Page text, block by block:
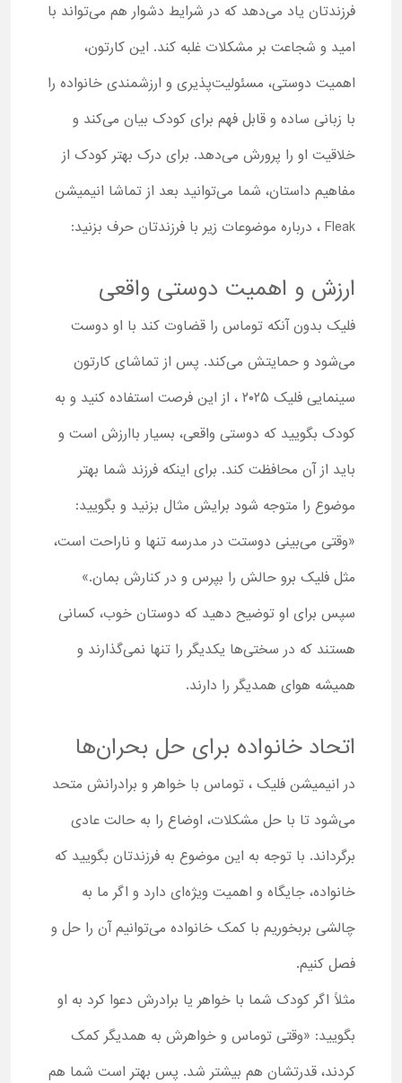
فرزندتان یاد می‌دهد که در شرایط دشوار هم می‌تواند با
امید و شجاعت بر مشکلات غلبه کند. این کارتون،
اهمیت دوستی، مسئولیت‌پذیری و ارزشمندی خانواده را
با زبانی ساده و قابل فهم برای کودک بیان می‌کند و
خلاقیت او را پرورش می‌دهد. برای درک بهتر کودک از
مفاهیم داستان، شما می‌توانید بعد از تماشا انیمیشن
Fleak ، درباره موضوعات زیر با فرزندتان حرف بزنید:
ارزش و اهمیت دوستی واقعی
فلیک بدون آنکه توماس را قضاوت کند با او دوست
می‌شود و حمایتش می‌کند. پس از تماشای کارتون
سینمایی فلیک ۲۰۲۵ ، از این فرصت استفاده کنید و به
کودک بگویید که دوستی واقعی، بسیار باارزش است و
باید از آن محافظت کند. برای اینکه فرزند شما بهتر
موضوع را متوجه شود برایش مثال بزنید و بگویید:
«وقتی می‌بینی دوستت در مدرسه تنها و ناراحت است،
مثل فلیک برو حالش را بپرس و در کنارش بمان.»
سپس برای او توضیح دهید که دوستان خوب، کسانی
هستند که در سختی‌ها یکدیگر را تنها نمی‌گذارند و
همیشه هوای همدیگر را دارند.
اتحاد خانواده برای حل بحران‌ها
در انیمیشن فلیک ، توماس با خواهر و برادرانش متحد
می‌شود تا با حل مشکلات، اوضاع را به حالت عادی
برگرداند. با توجه به این موضوع به فرزندتان بگویید که
خانواده، جایگاه و اهمیت ویژه‌ای دارد و اگر ما به
چالشی بربخوریم با کمک خانواده می‌توانیم آن را حل و
فصل کنیم.
مثلاً اگر کودک شما با خواهر یا برادرش دعوا کرد به او
بگویید: «وقتی توماس و خواهرش به همدیگر کمک
کردند، قدرتشان هم بیشتر شد. پس بهتر است شما هم